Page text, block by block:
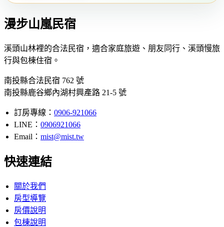
漫步山嵐民宿
溪頭山林裡的合法民宿，適合家庭旅遊、朋友同行、溪頭慢旅
行與包棟住宿。
南投縣合法民宿 762 號
南投縣鹿谷鄉內湖村興產路 21-5 號
訂房專線： 0906-921066
LINE： 0906921066
Email： mist@mist.tw
快速連結
關於我們
房型導覽
房價說明
包棟說明